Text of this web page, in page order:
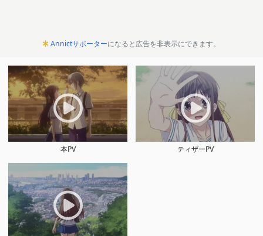
Annictサポーターになると広告を非表示にできます。
本PV ティザーPV